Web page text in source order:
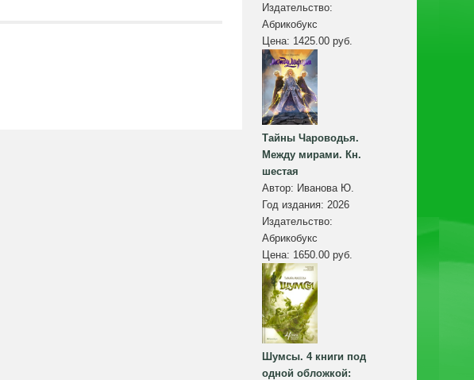
Издательство:
Абрикобукс
Цена: 1425.00 руб.
Тайны Чароводья.
Между мирами. Кн.
шестая
Автор: Иванова Ю.
Год издания: 2026
Издательство:
Абрикобукс
Цена: 1650.00 руб.
Шумсы. 4 книги под
одной обложкой: